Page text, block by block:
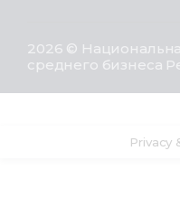
2026 ©
среднего бизнеса
Privacy